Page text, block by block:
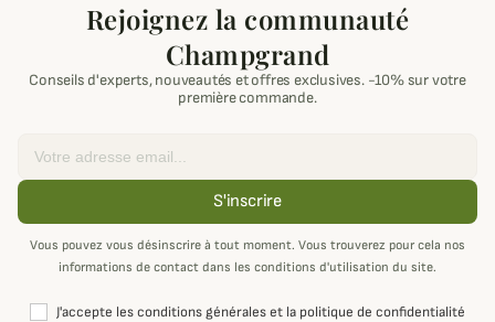
Rejoignez la communauté
Champgrand
Conseils d'experts, nouveautés et offres exclusives. -10% sur votre
première commande.
S'inscrire
Vous pouvez vous désinscrire à tout moment. Vous trouverez pour cela nos
informations de contact dans les conditions d'utilisation du site.
J'accepte les conditions générales et la politique de confidentialité